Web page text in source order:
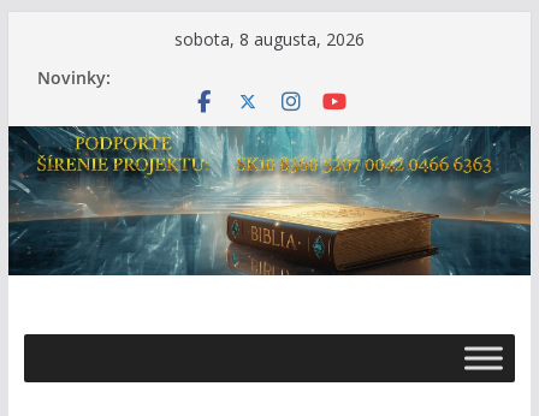
sobota, 8 augusta, 2026
Novinky: